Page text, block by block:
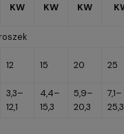
KW
KW
KW
12 15 20 25
3,3–
12,1
4,4–
15,3
5,9–
20,3
7,1–
25,3